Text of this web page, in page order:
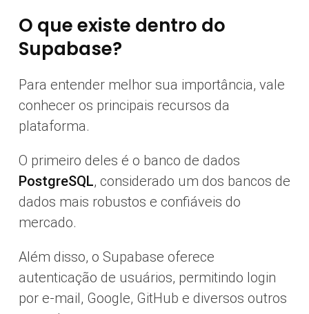
O que existe dentro do
Supabase?
Para entender melhor sua importância, vale
conhecer os principais recursos da
plataforma.
O primeiro deles é o banco de dados
PostgreSQL, considerado um dos bancos de
dados mais robustos e confiáveis do
mercado.
Além disso, o Supabase oferece
autenticação de usuários, permitindo login
por e-mail, Google, GitHub e diversos outros